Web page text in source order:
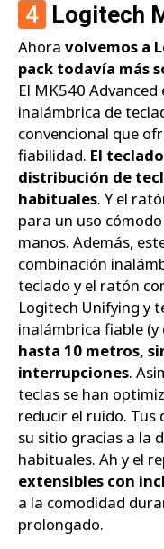
4 Logitech
Ahora volvemos a
pack todavía más
El MK540
inalámbrica de
convencional que
fiabilidad. El
distribución de
habituales. Y el
para un uso
manos. Además,
combinación
teclado y el ratón
Logitech Unifying y
inalámbrica fiable (y
hasta 10 metros,
interrupciones.
teclas se han
reducir el ruido.
su sitio gracias a la
habituales. Ah y el
extensibles con
a la comodidad
prolongado.